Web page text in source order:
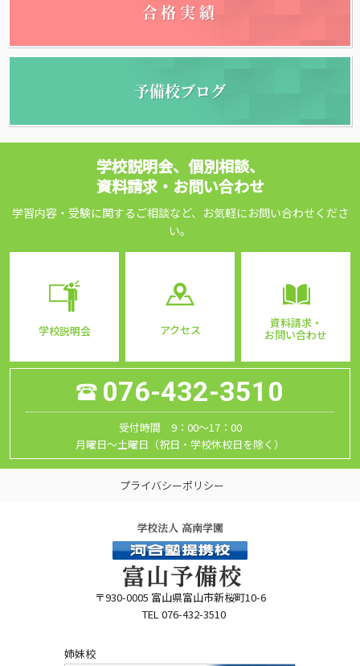
合格実績
予備校ブログ
学校説明会、個別相談、
資料請求・お問い合わせ
学習内容・受験に関するご相談など、お気軽にお問い合わせくださ
い。
学校説明会 アクセス 資料請求・
お問い合わせ
076-432-3510
受付時間 9：00～17：00
月曜日～土曜日（祝日・学校休校日を除く）
プライバシーポリシー
〒930-0005 富山県富山市新桜町10-6
TEL 076-432-3510
姉妹校